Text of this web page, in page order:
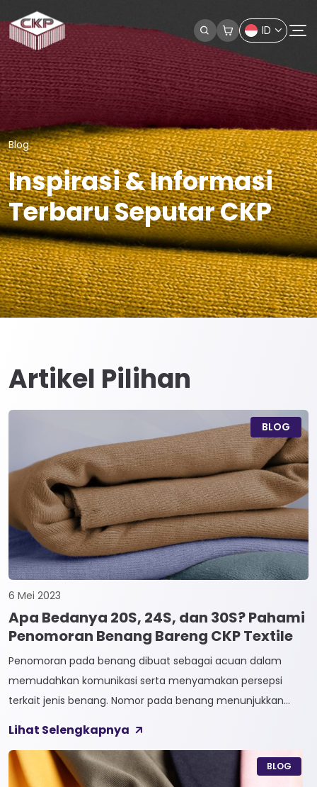
ID
Blog
Inspirasi & Informasi
Terbaru Seputar CKP
Artikel Pilihan
BLOG
6 Mei 2023
Apa Bedanya 20S, 24S, dan 30S? Pahami
Penomoran Benang Bareng CKP Textile
Penomoran pada benang dibuat sebagai acuan dalam
memudahkan komunikasi serta menyamakan persepsi
terkait jenis benang. Nomor pada benang menunjukkan
penomoran sendiri terbagi menjadi dua, Tidak Langsung dan
Langsung. 1. Penomoran Tidak Langsung Penomoran Tidak
Langsung biasa diaplikasikan pada jenis Natural Fiber, seperti
Lihat Selengkapnya
BLOG